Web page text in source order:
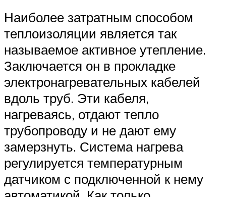
Наиболее затратным способом
теплоизоляции является так
называемое активное утепление.
Заключается он в прокладке
электронагревательных кабелей
вдоль труб. Эти кабеля,
нагреваясь, отдают тепло
трубопроводу и не дают ему
замерзнуть. Система нагрева
регулируется температурным
датчиком с подключенной к нему